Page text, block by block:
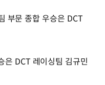
부문 종합 우승은 DCT
은 DCT 레이싱팀 김규민